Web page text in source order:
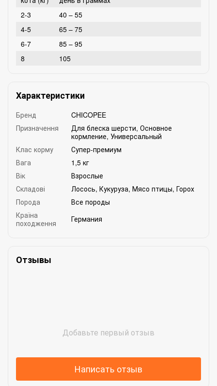
2-3
40 – 55
4-5
65 – 75
6-7
85 – 95
8
105
Характеристики
Бренд
CHICOPEE
Призначення
Для блеска шерсти, Основное
кормление, Универсальный
Клас корму
Супер-премиум
Вага
1,5 кг
Вік
Взрослые
Складові
Лосось, Кукуруза, Мясо птицы, Горох
Порода
Все породы
Країна
походження
Германия
Отзывы
Добавьте первый отзыв
Написать отзыв